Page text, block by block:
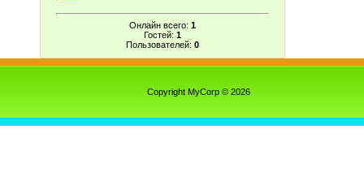
Онлайн всего: 1
Гостей: 1
Пользователей: 0
Copyright MyCorp © 2026